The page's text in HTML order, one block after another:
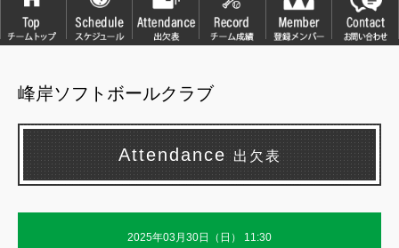
峰岸ソフトボールクラブ
Attendance出欠表
2025年03月30日（ 日 ） 11:30